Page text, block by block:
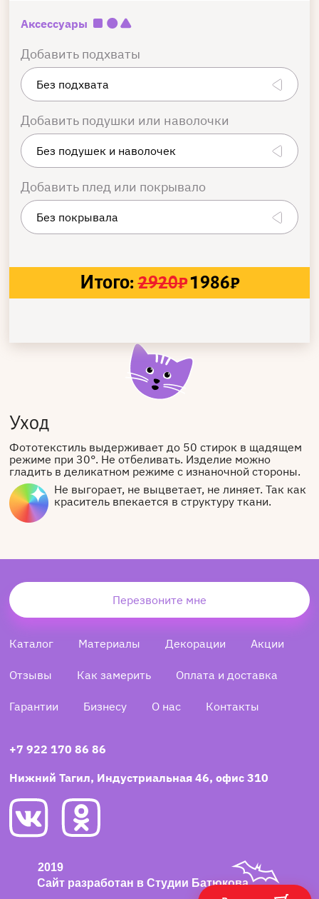
Аксессуары
Добавить подхваты
Добавить подушки или наволочки
Добавить плед или покрывало
Итого: 2920₽1986₽
Уход
Фототекстиль выдерживает до 50 стирок в щадящем
режиме при 30°. Не отбеливать. Изделие можно
гладить в деликатном режиме с изнаночной стороны.
Не выгорает, не выцветает, не линяет. Так как
краситель впекается в структуру ткани.
Перезвоните мне
Каталог Материалы Декорации Акции
Отзывы Как замерить Оплата и доставка
Гарантии Бизнесу О нас Контакты
+7 922 170 86 86
Нижний Тагил, Индустриальная 46, офис 310